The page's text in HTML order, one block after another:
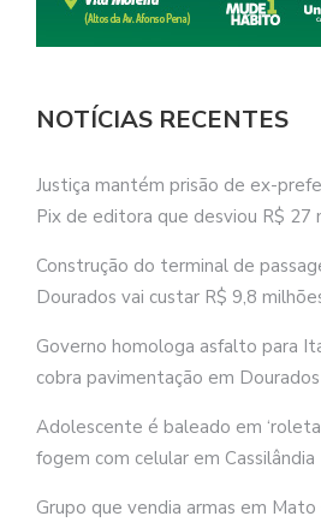
NOTÍCIAS RECENTES
Justiça mantém prisão de ex-
Pix de editora que desviou R$ 27
Construção do terminal de
Dourados vai custar R$ 9,8
Governo homologa asfalto para
cobra pavimentação em Dourados
Adolescente é baleado em
fogem com celular em Cassilândia
Grupo que vendia armas em